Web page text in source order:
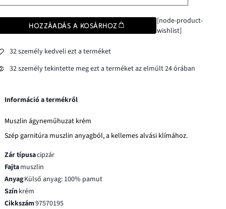
HOZZÁADÁS A KOSÁRHOZ
[node-product-
wishlist]
32 személy kedveli ezt a terméket
32 személy tekintette meg ezt a terméket az elmúlt 24 órában
Információ a termékről
Muszlin ágyneműhuzat krém
Szép garnitúra muszlin anyagból, a kellemes alvási klímához.
Zár típusacipzár
Fajtamuszlin
AnyagKülső anyag: 100% pamut
Színkrém
Cikkszám97570195